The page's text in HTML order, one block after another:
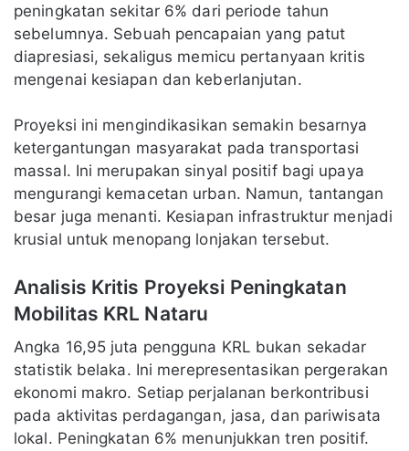
peningkatan sekitar 6% dari periode tahun
sebelumnya. Sebuah pencapaian yang patut
diapresiasi, sekaligus memicu pertanyaan kritis
mengenai kesiapan dan keberlanjutan.
Proyeksi ini mengindikasikan semakin besarnya
ketergantungan masyarakat pada transportasi
massal. Ini merupakan sinyal positif bagi upaya
mengurangi kemacetan urban. Namun, tantangan
besar juga menanti. Kesiapan infrastruktur menjadi
krusial untuk menopang lonjakan tersebut.
Analisis Kritis Proyeksi Peningkatan
Mobilitas KRL Nataru
Angka 16,95 juta pengguna KRL bukan sekadar
statistik belaka. Ini merepresentasikan pergerakan
ekonomi makro. Setiap perjalanan berkontribusi
pada aktivitas perdagangan, jasa, dan pariwisata
lokal. Peningkatan 6% menunjukkan tren positif.